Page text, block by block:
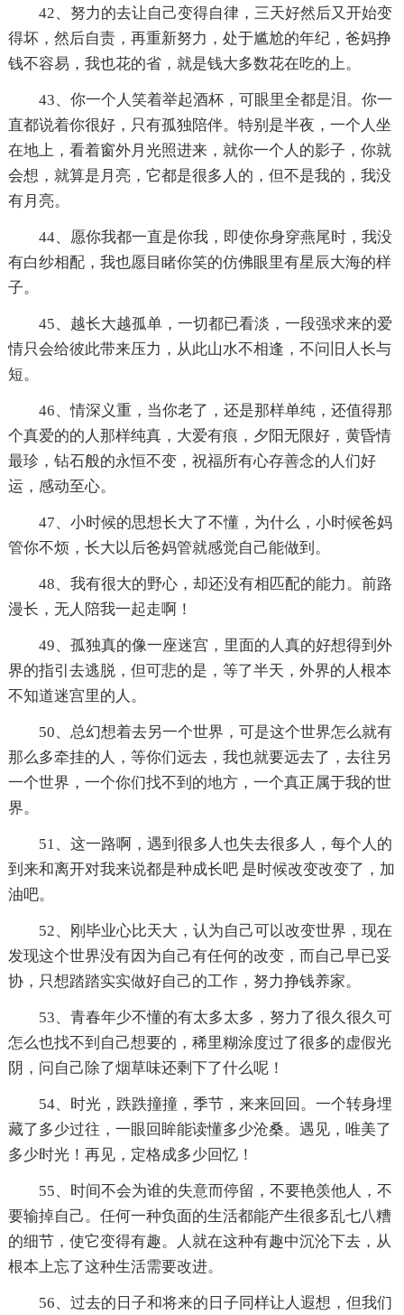
42、努力的去让自己变得自律，三天好然后又开始变
得坏，然后自责，再重新努力，处于尴尬的年纪，爸妈挣
钱不容易，我也花的省，就是钱大多数花在吃的上。
43、你一个人笑着举起酒杯，可眼里全都是泪。你一
直都说着你很好，只有孤独陪伴。特别是半夜，一个人坐
在地上，看着窗外月光照进来，就你一个人的影子，你就
会想，就算是月亮，它都是很多人的，但不是我的，我没
有月亮。
44、愿你我都一直是你我，即使你身穿燕尾时，我没
有白纱相配，我也愿目睹你笑的仿佛眼里有星辰大海的样
子。
45、越长大越孤单，一切都已看淡，一段强求来的爱
情只会给彼此带来压力，从此山水不相逢，不问旧人长与
短。
46、情深义重，当你老了，还是那样单纯，还值得那
个真爱的的人那样纯真，大爱有痕，夕阳无限好，黄昏情
最珍，钻石般的永恒不变，祝福所有心存善念的人们好
运，感动至心。
47、小时候的思想长大了不懂，为什么，小时候爸妈
管你不烦，长大以后爸妈管就感觉自己能做到。
48、我有很大的野心，却还没有相匹配的能力。前路
漫长，无人陪我一起走啊！
49、孤独真的像一座迷宫，里面的人真的好想得到外
界的指引去逃脱，但可悲的是，等了半天，外界的人根本
不知道迷宫里的人。
50、总幻想着去另一个世界，可是这个世界怎么就有
那么多牵挂的人，等你们远去，我也就要远去了，去往另
一个世界，一个你们找不到的地方，一个真正属于我的世
界。
51、这一路啊，遇到很多人也失去很多人，每个人的
到来和离开对我来说都是种成长吧 是时候改变改变了，加
油吧。
52、刚毕业心比天大，认为自己可以改变世界，现在
发现这个世界没有因为自己有任何的改变，而自己早已妥
协，只想踏踏实实做好自己的工作，努力挣钱养家。
53、青春年少不懂的有太多太多，努力了很久很久可
怎么也找不到自己想要的，稀里糊涂度过了很多的虚假光
阴，问自己除了烟草味还剩下了什么呢！
54、时光，跌跌撞撞，季节，来来回回。一个转身埋
藏了多少过往，一眼回眸能读懂多少沧桑。遇见，唯美了
多少时光！再见，定格成多少回忆！
55、时间不会为谁的失意而停留，不要艳羡他人，不
要输掉自己。任何一种负面的生活都能产生很多乱七八糟
的细节，使它变得有趣。人就在这种有趣中沉沦下去，从
根本上忘了这种生活需要改进。
56、过去的日子和将来的日子同样让人遐想，但我们